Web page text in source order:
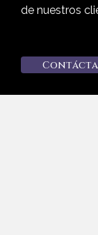
de nuestros
Contácta